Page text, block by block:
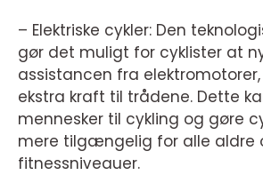
– Elektriske cykler: Den
gør det muligt for cyklister at
assistancen fra
ekstra kraft til trådene. Dette
mennesker til cykling og gøre
mere tilgængelig for alle aldre
fitnessniveauer.